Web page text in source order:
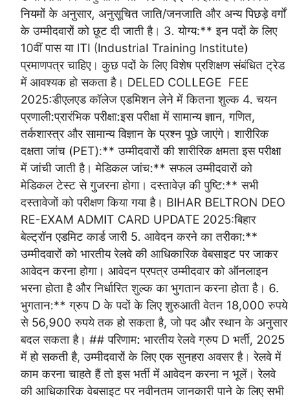
नियमों के अनुसार, अनुसूचित जाति/जनजाति और अन्य पिछड़े वर्गों
के उम्मीदवारों को छूट दी जाती है। 3. योग्य:** इन पदों के लिए
10वीं पास या ITI (Industrial Training Institute)
प्रमाणपत्र चाहिए। कुछ पदों के लिए विशेष प्रशिक्षण संबंधित ट्रेड
में आवश्यक हो सकता है। DELED COLLEGE FEE
2025:डीएलएड कॉलेज एडमिशन लेने में कितना शुल्क 4. चयन
प्रणाली:प्रारंभिक परीक्षा:इस परीक्षा में सामान्य ज्ञान, गणित,
तर्कशास्त्र और सामान्य विज्ञान के प्रश्न पूछे जाएंगे। शारीरिक
दक्षता जांच (PET):** उम्मीदवारों की शारीरिक क्षमता इस परीक्षा
में जांची जाती है। मेडिकल जांच:** सफल उम्मीदवारों को
मेडिकल टेस्ट से गुजरना होगा। दस्तावेज़ की पुष्टि:** सभी
दस्तावेजों को परीक्षण किया गया है। BIHAR BELTRON DEO
RE-EXAM ADMIT CARD UPDATE 2025:बिहार
बेल्ट्रॉन एडमिट कार्ड जारी 5. आवेदन करने का तरीका:**
उम्मीदवारों को भारतीय रेलवे की आधिकारिक वेबसाइट पर जाकर
आवेदन करना होगा। आवेदन प्रपत्र उम्मीदवार को ऑनलाइन
भरना होता है और निर्धारित शुल्क का भुगतान करना होता है। 6.
भुगतान:** ग्रुप D के पदों के लिए शुरुआती वेतन 18,000 रुपये
से 56,900 रुपये तक हो सकता है, जो पद और स्थान के अनुसार
बदल सकता है। ## परिणाम: भारतीय रेलवे ग्रुप D भर्ती, 2025
में हो सकती है, उम्मीदवारों के लिए एक सुनहरा अवसर है। रेलवे में
काम करना चाहते हैं तो इस भर्ती में आवेदन करना न भूलें। रेलवे
की आधिकारिक वेबसाइट पर नवीनतम जानकारी पाने के लिए सभी